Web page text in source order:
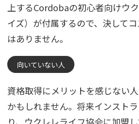
上するCordobaの初心者向けウ
イズ）が付属するので、決して
はありません。
向いていない人
資格取得にメリットを感じない
かもしれません。将来インスト